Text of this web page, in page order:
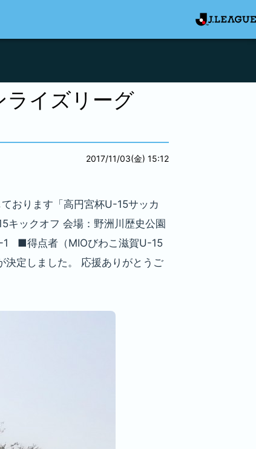
ライズリーグ
2017/11/03(金) 15:12
おります「高円宮杯U-15サッカ
キックオフ 会場：野洲川歴史公園
■得点者（MIOびわこ滋賀U-15
定しました。 応援ありがとうご